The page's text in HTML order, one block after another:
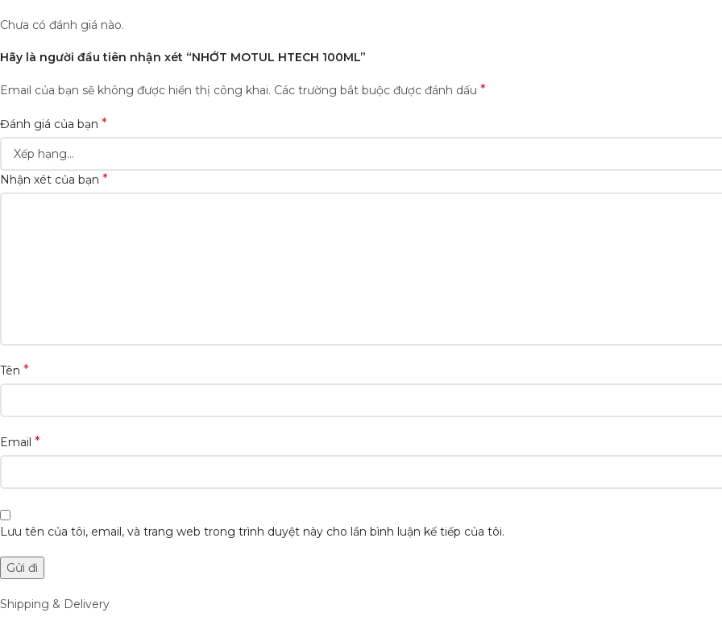
Chưa có đánh giá nào.
Hãy là người đầu tiên nhận xét “NHỚT MOTUL HTECH 100ML”
Email của bạn sẽ không được hiển thị công khai. Các trường bắt buộc được đánh dấu *
Đánh giá của bạn *
Nhận xét của bạn *
Tên *
Email *
Lưu tên của tôi, email, và trang web trong trình duyệt này cho lần bình luận kế tiếp của tôi.
Shipping & Delivery